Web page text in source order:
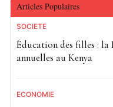
Articles Populaires
SOCIETE
Éducation des filles : la
annuelles au Kenya
ECONOMIE